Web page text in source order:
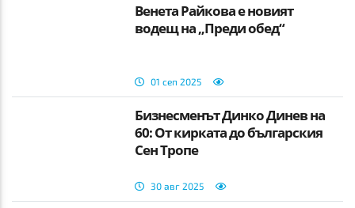
Венета Райкова е новият
водещ на „Преди обед“
01 сеп 2025
Бизнесменът Динко Динев на
60: От кирката до българския
Сен Тропе
30 авг 2025